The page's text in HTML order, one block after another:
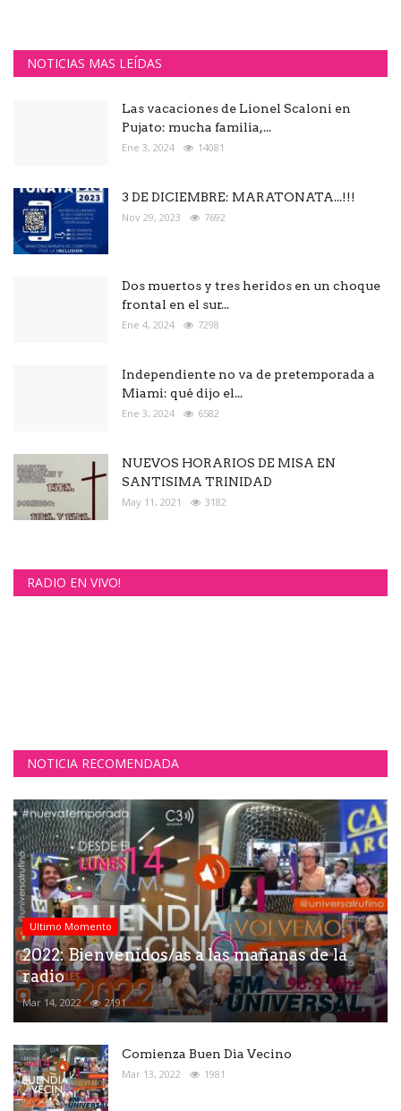
NOTICIAS MAS LEÍDAS
Las vacaciones de Lionel Scaloni en
Pujato: mucha familia,...
Ene 3, 2024 14081
3 DE DICIEMBRE: MARATONATA...!!!
Nov 29, 2023 7692
Dos muertos y tres heridos en un choque
frontal en el sur...
Ene 4, 2024 7298
Independiente no va de pretemporada a
Miami: qué dijo el...
Ene 3, 2024 6582
NUEVOS HORARIOS DE MISA EN
SANTISIMA TRINIDAD
May 11, 2021 3182
RADIO EN VIVO!
NOTICIA RECOMENDADA
Ultimo Momento
2022: Bienvenidos/as a las mañanas de la
radio
Mar 14, 2022 2191
Comienza Buen Dìa Vecino
Mar 13, 2022 1981